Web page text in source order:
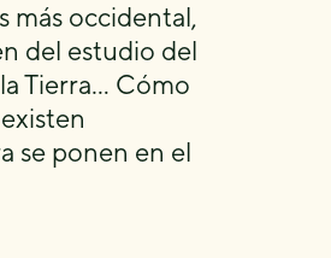
más occidental,
del estudio del
Tierra… Cómo
se ponen en el